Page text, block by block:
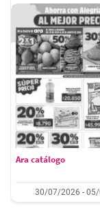
Ara catálogo
30/07/2026 -